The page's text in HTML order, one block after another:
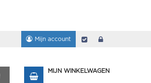
Mijn account Afrekenen
MIJN WINKELWAGEN